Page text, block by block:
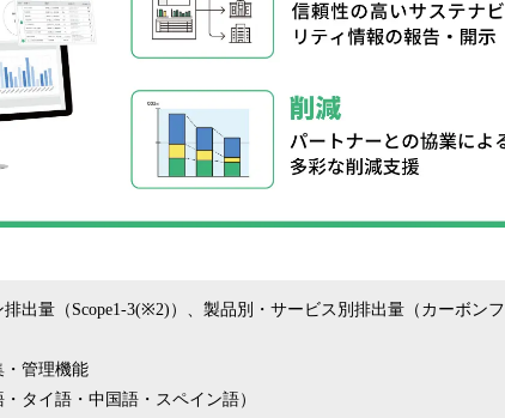
出量（Scope1-3(※2)）、製品別・サービス別排出量（カーボン
・管理機能
タイ語・中国語・スペイン語）